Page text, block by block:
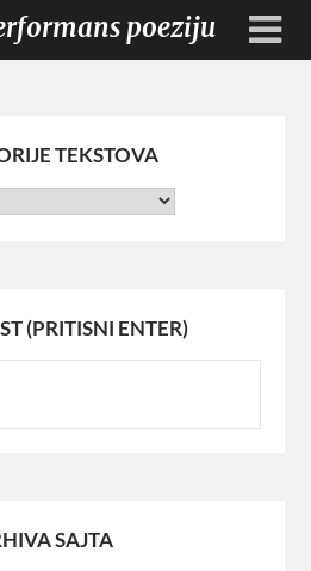
poeziju
TEKSTOVA
(PRITISNI ENTER)
SAJTA